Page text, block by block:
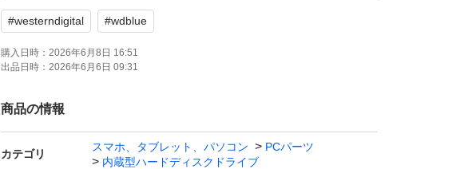
ディスク健康状態および、動作正常です。
WD40EZAX ［WD Blue 4TB 5400rpm 256MBキャッシュ］
ブランド：Western Digital WD Blue
ドライブ回転数：5400rpm
#westerndigital #wdblue
購入日時： 2026年6月8日 16:51
出品日時： 2026年6月6日 09:31
商品の情報
カテゴリ
スマホ、タブレット、パソコン
PCパーツ
内蔵型ハードディスクドライブ